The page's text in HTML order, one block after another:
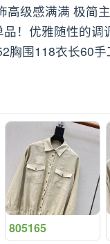
高级感满满 极简
！优雅随性的调
胸围118衣长60
805165